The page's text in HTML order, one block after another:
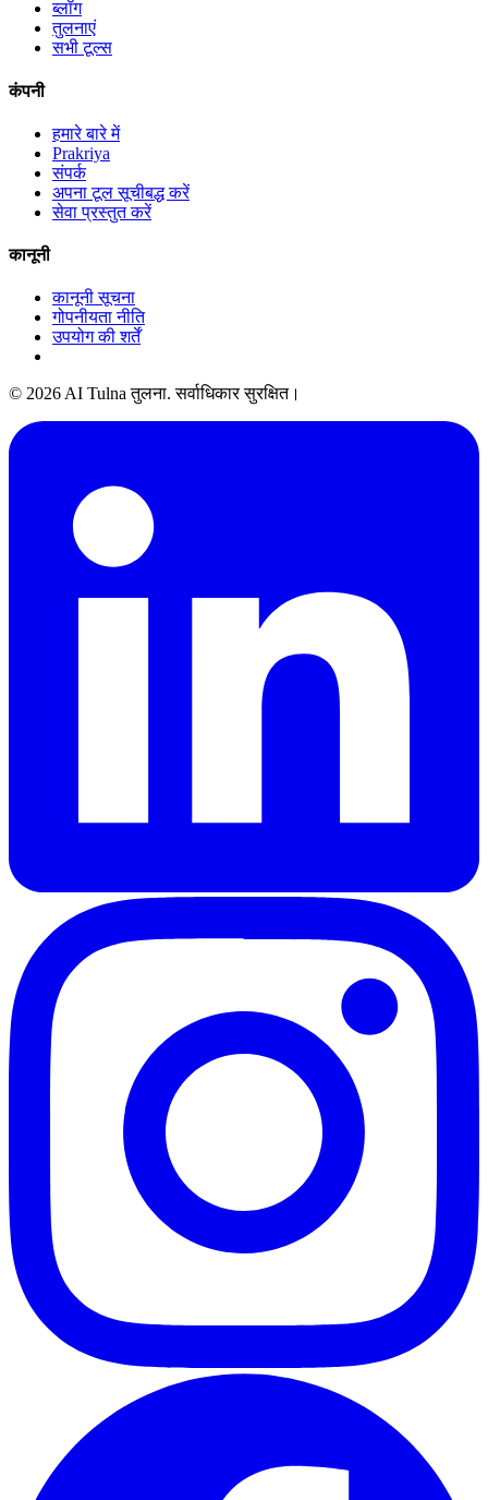
ब्लॉग
तुलनाएं
सभी टूल्स
कंपनी
हमारे बारे में
Prakriya
संपर्क
अपना टूल सूचीबद्ध करें
सेवा प्रस्तुत करें
कानूनी
कानूनी सूचना
गोपनीयता नीति
उपयोग की शर्तें
© 2026 AI Tulna तुलना. सर्वाधिकार सुरक्षित।